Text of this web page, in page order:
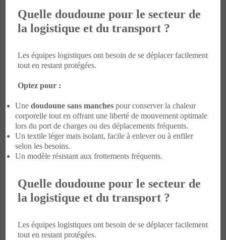
Quelle doudoune pour le secteur de
la logistique et du transport ?
Les équipes logistiques ont besoin de se déplacer facilement
tout en restant protégées.
Optez pour :
Une doudoune sans manchespour conserver la chaleur
corporelle tout en offrant une liberté de mouvement optimale
lors du port de charges ou des déplacements fréquents.
Un textile léger mais isolant, facile à enlever ou à enfiler
selon les besoins.
Un modèle résistant aux frottements fréquents.
Quelle doudoune pour le secteur de
la logistique et du transport ?
Les équipes logistiques ont besoin de se déplacer facilement
tout en restant protégées.